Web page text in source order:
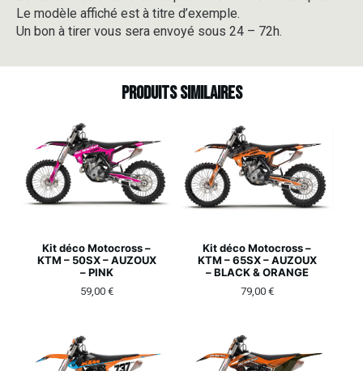
Le modèle affiché est à titre d’exemple.
Un bon à tirer vous sera envoyé sous 24 – 72h.
Produits similaires
Kit déco Motocross –
KTM – 50SX – AUZOUX
– PINK
59,00 €
Kit déco Motocross –
KTM – 65SX – AUZOUX
– BLACK & ORANGE
79,00 €